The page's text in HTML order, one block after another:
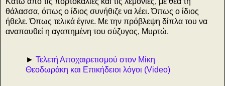
θάλασσα, όπως ο ίδιος συνήθιζε να λέει. Όπως ο ίδιος
ήθελε. Όπως τελικά έγινε. Με την πρόβλεψη δίπλα του να
αναπαυθεί η αγαπημένη του σύζυγος, Μυρτώ.
► Τελετή Αποχαιρετισμού στον Μίκη
Θεοδωράκη και Επικήδειοι λόγοι (Video)